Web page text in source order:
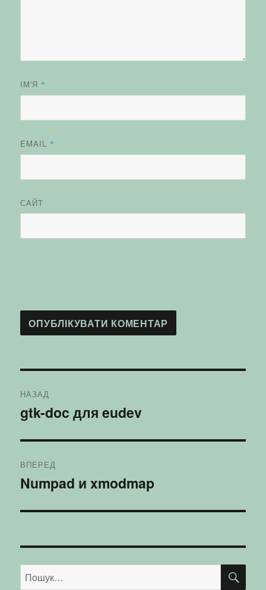
ІМ'Я *
EMAIL *
САЙТ
записів
НАЗАД
Попередній
gtk-doc для eudev
ВПЕРЕД
Наступний
Numpad и xmodmap
Пошук